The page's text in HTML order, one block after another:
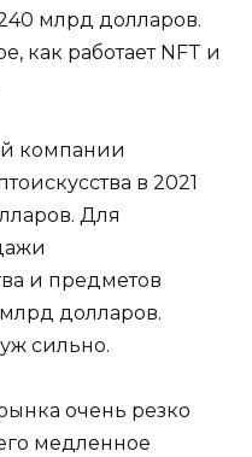
млрд долларов.
как работает NFT и
компании
в 2021
Для
и предметов
долларов.
сильно.
очень резко
медленное